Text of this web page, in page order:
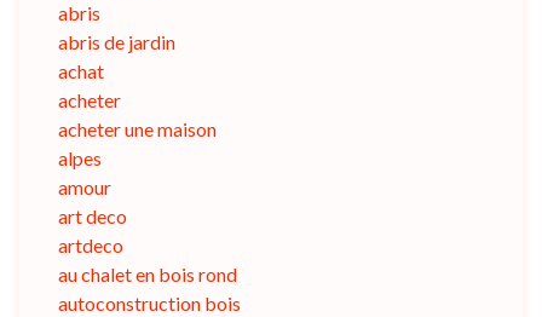
abris
abris de jardin
achat
acheter
acheter une maison
alpes
amour
art deco
artdeco
au chalet en bois rond
autoconstruction bois